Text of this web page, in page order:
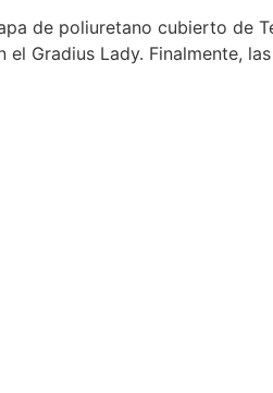
de poliuretano cubierto de
Gradius Lady. Finalmente,